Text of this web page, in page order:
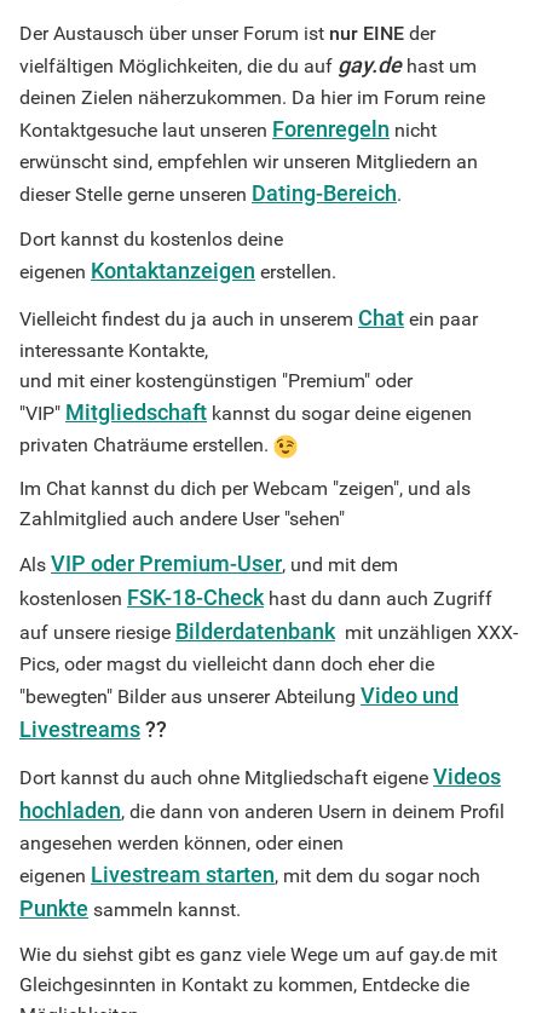
Der Austausch über unser Forum ist nur EINE der
vielfältigen Möglichkeiten, die du auf gay.dehast um
deinen Zielen näherzukommen. Da hier im Forum reine
Kontaktgesuche laut unseren Forenregeln nicht
erwünscht sind, empfehlen wir unseren Mitgliedern an
dieser Stelle gerne unseren Dating-Bereich.
Dort kannst du kostenlos deine
eigenen Kontaktanzeigen erstellen.
Vielleicht findest du ja auch in unserem Chat ein paar
interessante Kontakte,
und mit einer kostengünstigen "Premium" oder
"VIP" Mitgliedschaft kannst du sogar deine eigenen
privaten Chaträume erstellen.
Im Chat kannst du dich per Webcam "zeigen", und als
Zahlmitglied auch andere User "sehen"
Als VIP oder Premium-User, und mit dem
kostenlosen FSK-18-Checkhast du dann auch Zugriff
auf unsere riesige Bilderdatenbankmit unzähligen XXX-
Pics, oder magst du vielleicht dann doch eher die
"bewegten" Bilder aus unserer Abteilung Video und
Livestreams??
Dort kannst du auch ohne Mitgliedschaft eigene Videos
hochladen, die dann von anderen Usern in deinem Profil
angesehen werden können, oder einen
eigenen Livestream starten, mit dem du sogar noch
Punkte sammeln kannst.
Wie du siehst gibt es ganz viele Wege um auf gay.de mit
Gleichgesinnten in Kontakt zu kommen, Entdecke die